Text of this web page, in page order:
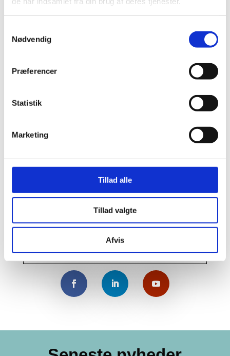
Nødvendig
Præferencer
Statistik
Marketing
Tillad alle
Tillad valgte
Afvis
presenning for at sikre opsamling af
Vejtrafikken vil kunne passere, og
passere.
Det østlige brofag over vand skal muligvis
efterfølgende også sandblæses og males.
trafikmæssige konsekvenser, da arbejdet
vil foregå under broen og vil være
passage for sejlende i de andre brofag.
måned.